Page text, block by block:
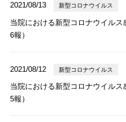
2021/08/13 新型コロナウイルス
当院における新型コロナウイル
6報）
2021/08/12 新型コロナウイルス
当院における新型コロナウイル
5報）